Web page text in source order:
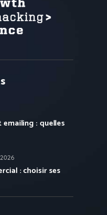
emailing : quelles
: choisir ses